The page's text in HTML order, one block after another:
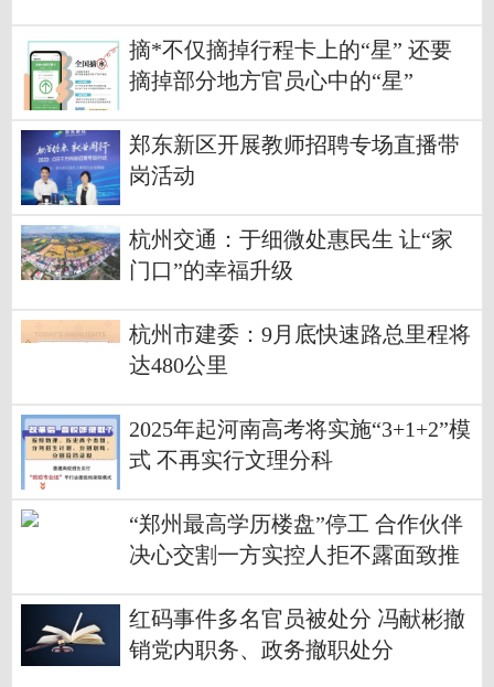
摘*不仅摘掉行程卡上的“星” 还要
摘掉部分地方官员心中的“星”
郑东新区开展教师招聘专场直播带
岗活动
杭州交通：于细微处惠民生 让“家
门口”的幸福升级
杭州市建委：9月底快速路总里程将
达480公里
2025年起河南高考将实施“3+1+2”模
式 不再实行文理分科
“郑州最高学历楼盘”停工 合作伙伴
决心交割一方实控人拒不露面致推
红码事件多名官员被处分 冯献彬撤
销党内职务、政务撤职处分